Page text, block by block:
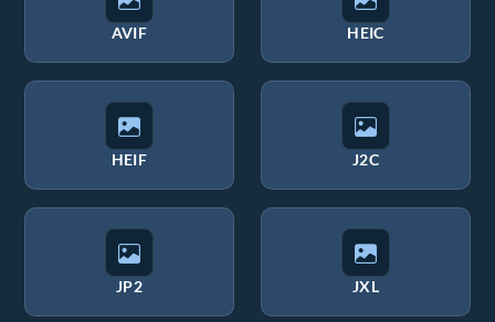
AVIF HEIC
HEIF J2C
JP2 JXL